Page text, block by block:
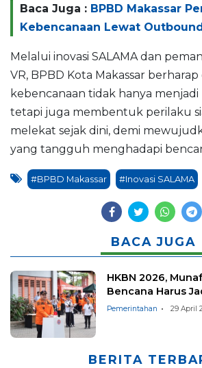
Baca Juga : BPBD Makassar
Kebencanaan Lewat
Melalui inovasi SALAMA dan
VR, BPBD Kota Makassar berharap
kebencanaan tidak hanya
tetapi juga membentuk perilaku
melekat sejak dini, demi
yang tangguh menghadapi
#BPBD Makassar #Inovasi SALAMA
BACA JUGA
HKBN 2026,
Bencana Harus
Pemerintahan 29 April
BERITA